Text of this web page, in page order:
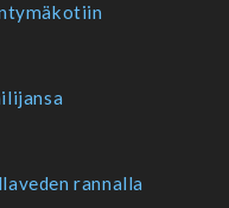
rannalla